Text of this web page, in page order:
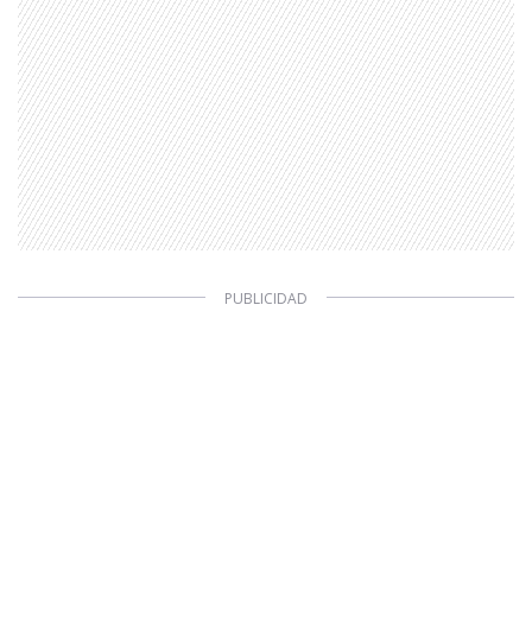
CONTACTO COMERCIAL
Aviso legal
Política de privacidad|Política de Cookies
Configuración de Cookies
Valores Pautas publicitarias Presidenciales 2025